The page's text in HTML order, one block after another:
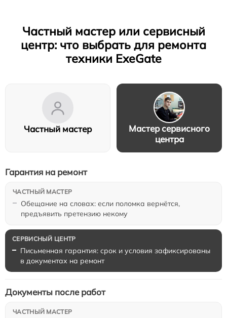
Частный мастер или сервисный
центр: что выбрать для ремонта
техники ExeGate
Частный мастер
Мастер сервисного
центра
Обещание на словах: если поломка вернётся,
предъявить претензию некому
Гарантия на ремонт
Письменная гарантия: срок и условия зафиксированы
в документах на ремонт
Документы после работ